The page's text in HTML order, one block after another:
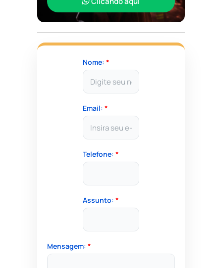
Nome: *
Email: *
Telefone: *
Assunto: *
Mensagem: *